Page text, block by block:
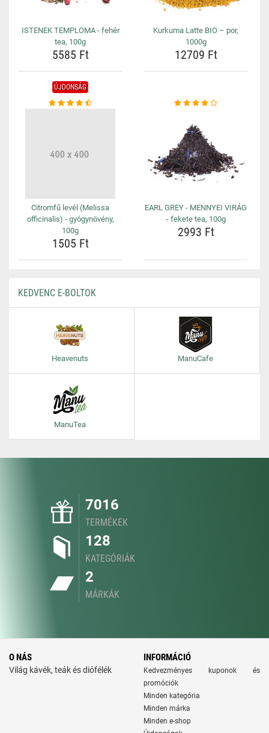
ISTENEK TEMPLOMA - fehér
tea, 100g
5585 Ft
Kurkuma Latte BIO – por,
1000g
12709 Ft
ÚJDONSÁG
Citromfű levél (Melissa
officinalis) - gyógynövény,
100g
1505 Ft
EARL GREY - MENNYEI VIRÁG
- fekete tea, 100g
2993 Ft
KEDVENC E-BOLTOK
Heavenuts ManuCafe
ManuTea
7016
TERMÉKEK
128
KATEGÓRIÁK
2
MÁRKÁK
O NÁS
Világ kávék, teák és diófélék
INFORMÁCIÓ
Kedvezményes kuponok és
promóciók
Minden kategória
Minden márka
Minden e-shop